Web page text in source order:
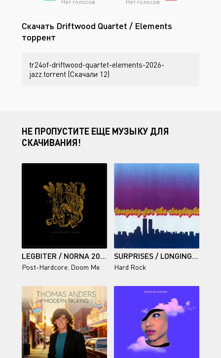
Нет голосов Нет голосов
Скачать Driftwood Quartet / Elements
торрент
tr24of-driftwood-quartet-elements-2026-
jazz.torrent (Скачали 12)
НЕ ПРОПУСТИТЕ ЕЩЕ МУЗЫКУ ДЛЯ
СКАЧИВАНИЯ!
LEGBITER / NORNA 2026
Post-Hardcore Doom Metal Noise Rock,
SURPRISES / LONGING FOR THE DAYLIGHT
Hard Rock